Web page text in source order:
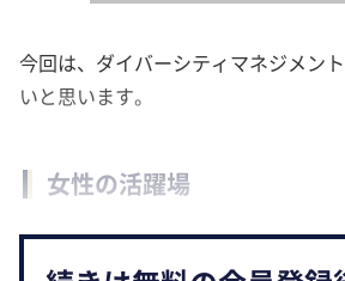
今回は、ダイバーシティマネジメン
いと思います。
女性の活躍場